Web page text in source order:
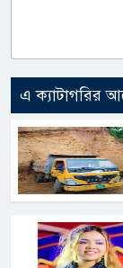
এ ক্যাটাগরির